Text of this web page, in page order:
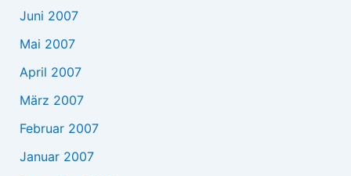
Juni 2007
Mai 2007
April 2007
März 2007
Februar 2007
Januar 2007